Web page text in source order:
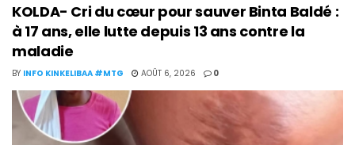
KOLDA- Cri du cœur pour sauver Binta Baldé :
à 17 ans, elle lutte depuis 13 ans contre la
maladie
BY INFO KINKELIBAA #MTG AOÛT 6, 2026 0